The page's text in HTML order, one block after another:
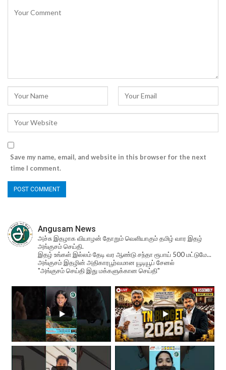
Save my name, email, and website in this browser for the next
time I comment.
Angusam News
அச்சு இதழாக வியாழன் தோறும் வெளியாகும் தமிழ் வார இதழ்
அங்குசம் செய்தி.
இதழ் உங்கள் இல்லம் தேடி வர ஆண்டு சந்தா ரூபாய் 500 மட்டுமே...
அங்குசம் இதழின் அதிகாரபூர்வமான யூடியூப் சேனல்
"அங்குசம் செய்தி இது மக்களுக்கான செய்தி"